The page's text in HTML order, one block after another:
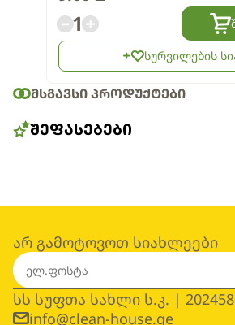
1
სურვილების
ᲛᲡᲒᲐᲕᲡᲘ ᲞᲠᲝᲓᲣᲥᲢᲔᲑᲘ
ᲨᲔᲤᲐᲡᲔᲑᲔᲑᲘ
არ გამოტოვოთ სიახლეები
სს სუფთა სახლი ს.კ. |
info@clean-house.ge